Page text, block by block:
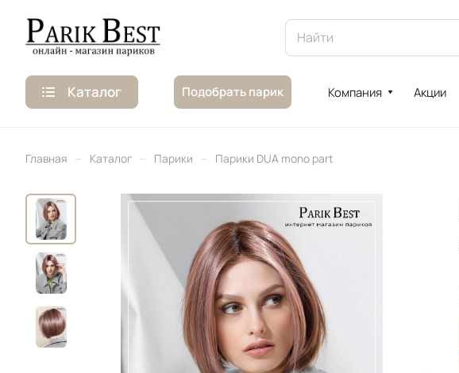
Каталог Подобрать парик Компания Акции
Главная – Каталог – Парики – Парики DUA mono part